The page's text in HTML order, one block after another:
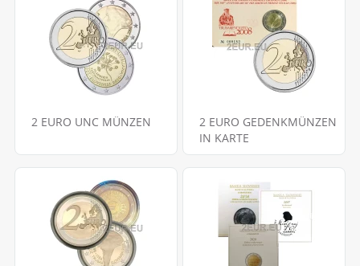
2 EURO UNC MÜNZEN
2 EURO GEDENKMÜNZEN
IN KARTE